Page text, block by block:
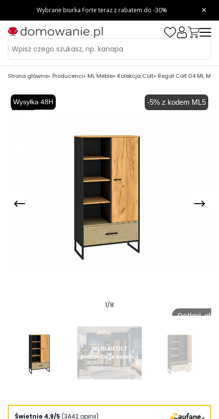
Strona główna Producenci ML Meble Kolekcja Colt Regał Colt 04 ML
-5% z kodem ML5
Wysyłka 48H
-7,99 zł
Dotknij,
1/8
Świetnie 4,9/5 (3442 opinii)